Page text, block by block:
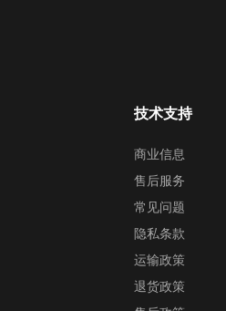
技术支持
商业信息
售后服务
常见问题
隐私条款
运输政策
退货政策